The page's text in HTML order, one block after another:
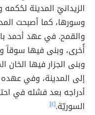
الزيدانيّ المدينة
وسورها، كما أصبحت
والقمح. في عهد أحمد
أُخرى، وبنى فيها
وبنى الجزار فيها الخان
إلى المدينة، وفي عهده
أدراجه بعد فشله في
السوريّة.[٤]